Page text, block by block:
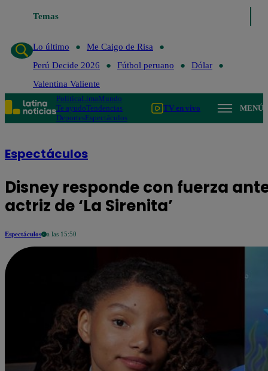
Temas
Me Caigo de Risa
Lo último
Me Caigo de Risa
Perú Decide 2026
Fútbol peruano
Dólar
Valentina Valiente
PolíticaLimaMundo
Te ayudoTendencias
DeportesEspectáculos
TV en vivo MENÚ
Espectáculos
Disney responde con fuerza
actriz de ‘La Sirenita’
Espectáculos a las 15:50